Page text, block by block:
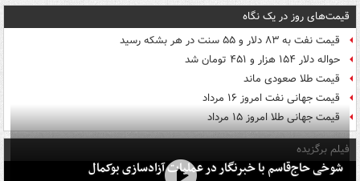
قیمت‌های روز در یک نگاه
قیمت نفت به ۸۳ دلار و ۵۵ سنت در هر بشکه رسید
حواله دلار ۱۵۴ هزار و ۴۵۱ تومان شد
قیمت طلا صعودی ماند
قیمت جهانی نفت امروز ۱۶ مرداد
قیمت جهانی طلا امروز ۱۵ مرداد
فیلم برگزیده
شوخی حاج‌قاسم با خبرنگار در عملیات آزادسازی بوکمال